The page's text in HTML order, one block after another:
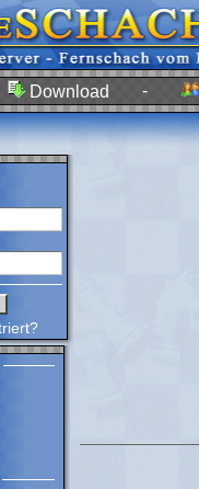
Download -